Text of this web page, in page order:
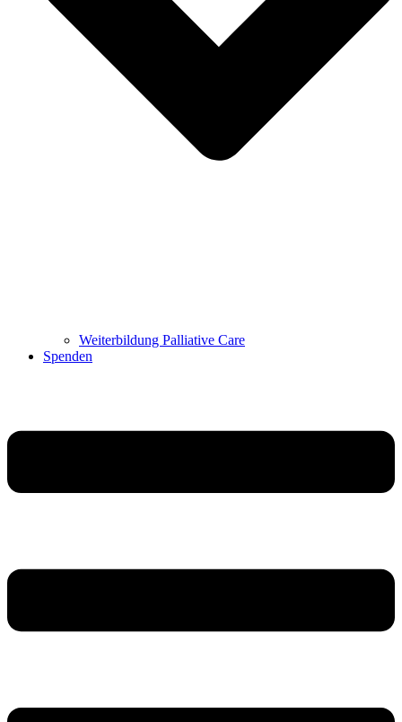
Weiterbildung Palliative Care
Spenden